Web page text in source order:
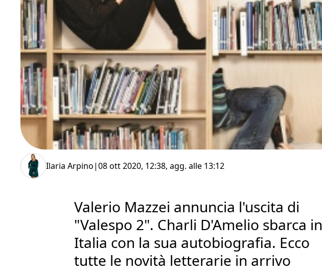
Ilaria Arpino|08 ott 2020, 12:38, agg. alle 13:12
Valerio Mazzei annuncia l'uscita di
"Valespo 2". Charli D'Amelio sbarca in
Italia con la sua autobiografia. Ecco
tutte le novità letterarie in arrivo